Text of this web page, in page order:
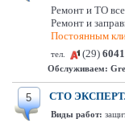
Ремонт и ТО
Ремонт и
Постоянным
тел. (29)
Обслуживаем:
5 СТО
Виды работ: